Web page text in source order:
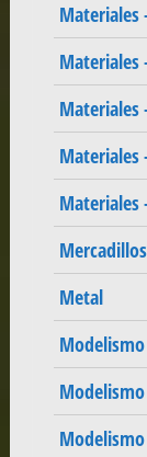
Materiales
Materiales
Materiales
Materiales
Materiales
Mercadillos
Metal
Modelismo